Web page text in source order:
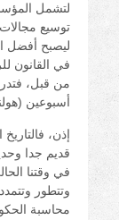
لتشمل
توسيع
ليصبح أفضل
في القانون
من قبل،
أسبوعين
إذن،
قديم جدا
في وقتنا
وتتطور
محاسبة